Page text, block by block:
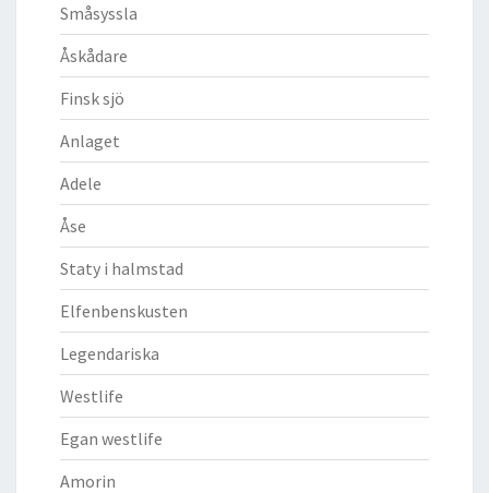
Småsyssla
Åskådare
Finsk sjö
Anlaget
Adele
Åse
Staty i halmstad
Elfenbenskusten
Legendariska
Westlife
Egan westlife
Amorin